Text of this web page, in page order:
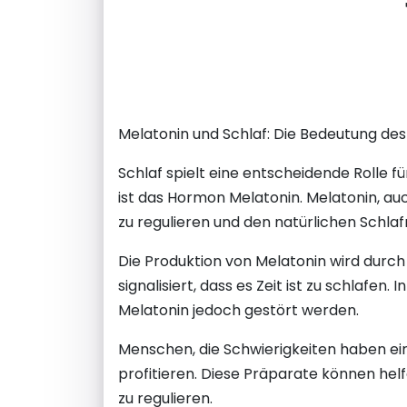
Melatonin und Schlaf: Die Bedeutung
Schlaf spielt eine entscheidende Rolle
ist das Hormon Melatonin. Melatonin,
zu regulieren und den natürlichen
Die Produktion von Melatonin wird
signalisiert, dass es Zeit ist zu schlafen.
Melatonin jedoch gestört werden.
Menschen, die Schwierigkeiten haben
profitieren. Diese Präparate können
zu regulieren.